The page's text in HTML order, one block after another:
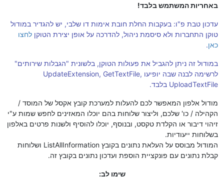
באחריות המשתמש בלבד!
עדכון טבת פ"ו: בעקבות החלת חובת אימות דו שלבי, יש להגדיר במודול
טוקן התחברות ולא סיסמת ניהול, להדרכה על אופן יצירת הטוקן לחצו
כאן.
במודול זה ניתן להגביל את פעולות הטוקן, בלשונית "הגבלות שירותים"
לרשימה לבנה שבה יופיעו UpdateExtension, GetTextFile,
UploadTextFile בלבד.
מודול אלפון המאפשר לכם להעלות למערכת קובץ אקסל של המוסד /
הקהילה / כו' שלכם, וליצור שלוחות בהם יוכלו המאזינים לחפש שמות ע"י
זיהוי דיבור או הקלדת טקסט, ובנוסף, יוכלו להוסיף ולשנות פרטים באלפון
בשלוחות ייעודיות.
המודול מבוסס על העלאת נתונים בקובץ ListAllInformation ושלוחות
קבלת נתונים עם פונקציית הוספת ועדכון נתונים בקובץ זה.
שימו לב: